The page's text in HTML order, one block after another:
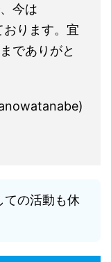
今は
おります。宜
でありがと
ての活動も休